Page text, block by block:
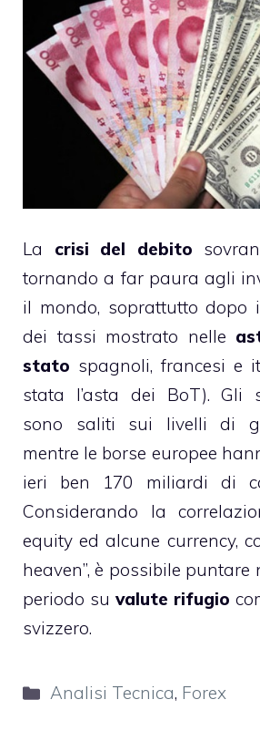
La crisi del debito
tornando a far paura agli
il mondo, soprattutto dopo
dei tassi mostrato nelle
stato spagnoli, francesi e
stata l’asta dei BoT). Gli
sono saliti sui livelli di
mentre le borse europee
ieri ben 170 miliardi di
Considerando la
equity ed alcune currency,
heaven”, è possibile puntare
periodo su valute rifugio
svizzero.
Categorie
Analisi Tecnica, Forex